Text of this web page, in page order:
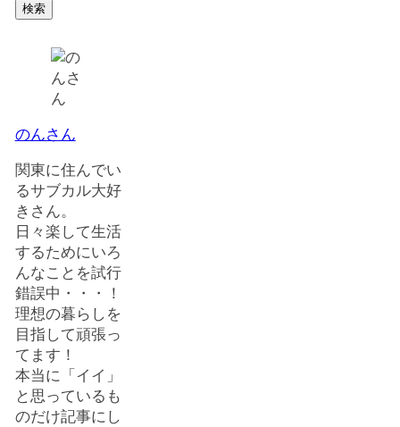
検索
のんさん
関東に住んでい
るサブカル大好
きさん。
日々楽して生活
するためにいろ
んなことを試行
錯誤中・・・！
理想の暮らしを
目指して頑張っ
てます！
本当に「イイ」
と思っているも
のだけ記事にし